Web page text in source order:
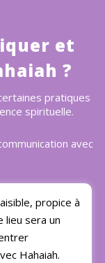
et
?
pratiques
spirituelle.
avec
propice à
lieu sera un
Hahaiah.